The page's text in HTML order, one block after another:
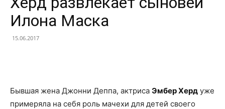
Илона Маска
15.06.2017
Бывшая жена Джонни Деппа, актриса Эмбер Херд уже
примеряла на себя роль мачехи для детей своего